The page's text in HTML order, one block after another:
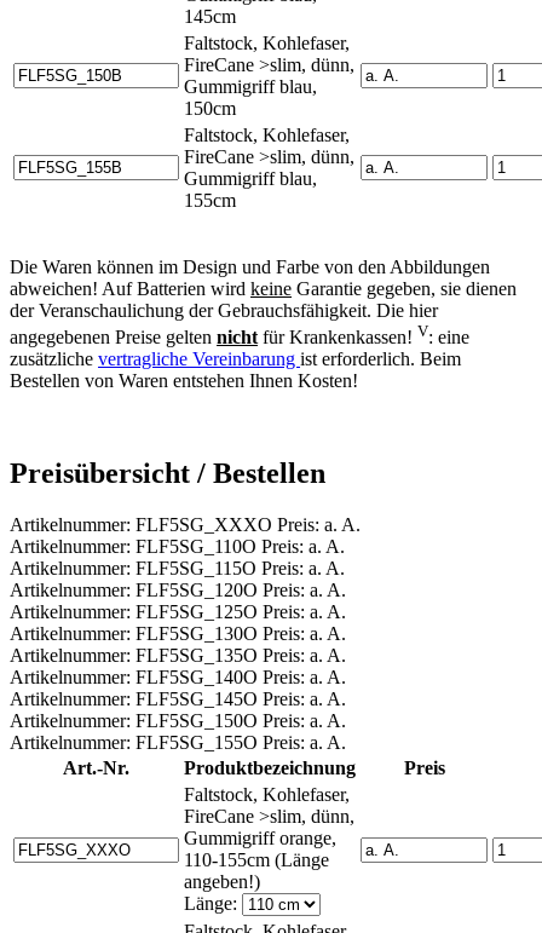
145cm
Faltstock, Kohlefaser,
FireCane >slim, dünn,
Gummigriff blau,
150cm
Faltstock, Kohlefaser,
FireCane >slim, dünn,
Gummigriff blau,
155cm
Die Waren können im Design und Farbe von den Abbildungen
abweichen! Auf Batterien wird keine Garantie gegeben, sie dienen
der Veranschaulichung der Gebrauchsfähigkeit. Die hier
angegebenen Preise gelten nicht für Krankenkassen! V: eine
zusätzliche vertragliche Vereinbarung ist erforderlich. Beim
Bestellen von Waren entstehen Ihnen Kosten!
Preisübersicht / Bestellen
Artikelnummer: FLF5SG_XXXO Preis: a. A.
Artikelnummer: FLF5SG_110O Preis: a. A.
Artikelnummer: FLF5SG_115O Preis: a. A.
Artikelnummer: FLF5SG_120O Preis: a. A.
Artikelnummer: FLF5SG_125O Preis: a. A.
Artikelnummer: FLF5SG_130O Preis: a. A.
Artikelnummer: FLF5SG_135O Preis: a. A.
Artikelnummer: FLF5SG_140O Preis: a. A.
Artikelnummer: FLF5SG_145O Preis: a. A.
Artikelnummer: FLF5SG_150O Preis: a. A.
Artikelnummer: FLF5SG_155O Preis: a. A.
Art.-Nr.
Produktbezeichnung
Preis
Faltstock, Kohlefaser,
FireCane >slim, dünn,
Gummigriff orange,
110-155cm (Länge
angeben!)
Länge: